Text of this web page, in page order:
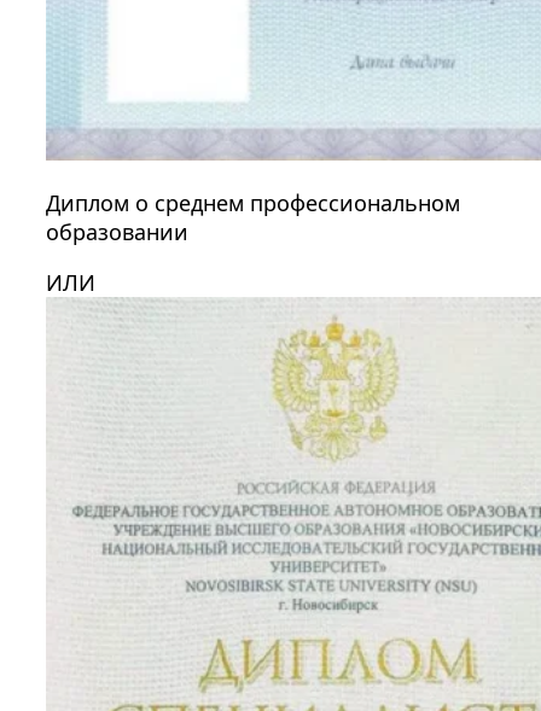
Диплом о среднем профессиональном
образовании
ИЛИ